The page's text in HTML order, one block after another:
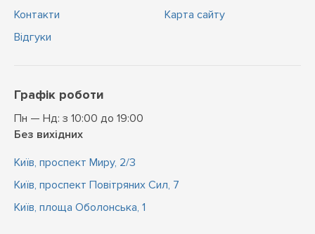
Контакти
Відгуки
Карта сайту
Графік роботи
Пн — Нд: з 10:00 до 19:00
Без вихідних
Київ, проспект Миру, 2/3
Київ, проспект Повітряних Сил, 7
Київ, площа Оболонська, 1